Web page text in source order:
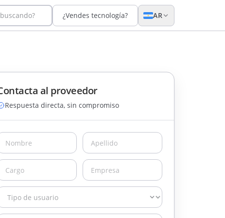
¿Vendes tecnología? AR
al proveedor
Respuesta directa, sin compromiso